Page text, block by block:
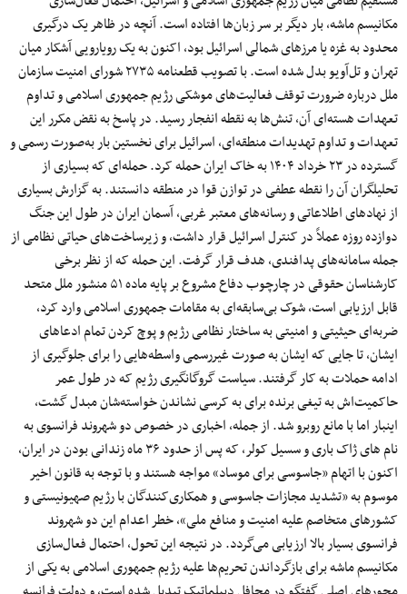
مکانیسم ماشه، بار دیگر بر سر زبان‌ها افتاده است. آنچه در ظاهر یک درگیری
محدود به غزه یا مرزهای شمالی اسرائیل بود، اکنون به یک رویارویی آشکار میان
تهران و تل‌آویو بدل شده است. با تصویب قطعنامه ۲۷۳۵ شورای امنیت سازمان
ملل درباره ضرورت توقف فعالیت‌های موشکی رژیم جمهوری اسلامی و تداوم
تعهدات هسته‌ای آن، تنش‌ها به نقطه انفجار رسید. در پاسخ به نقض مکرر این
تعهدات و تداوم تهدیدات منطقه‌ای، اسرائیل برای نخستین‌ بار به‌صورت رسمی و
گسترده در ۲۳ خرداد ۱۴۰۴ به خاک ایران حمله کرد. حمله‌ای که بسیاری از
تحلیلگران آن را نقطه عطفی در توازن قوا در منطقه دانستند. به گزارش بسیاری
از نهادهای اطلاعاتی و رسانه‌های معتبر غربی، آسمان ایران در طول این جنگ
دوازده روزه عملاً در کنترل اسرائیل قرار داشت، و زیرساخت‌های حیاتی نظامی از
جمله سامانه‌های پدافندی، هدف قرار گرفت. این حمله که از نظر برخی
کارشناسان حقوقی در چارچوب دفاع مشروع بر پایه ماده ۵۱ منشور ملل متحد
قابل ارزیابی است، شوک بی‌سابقه‌ای به مقامات جمهوری اسلامی وارد کرد،
ضربه‌ای حیثیتی و امنیتی به ساختار نظامی رژیم و پوچ کردن تمام ادعاهای
ایشان، تا جایی‌ که ایشان به‌ صورت غیررسمی واسطه‌هایی را برای جلوگیری از
ادامه حملات به کار گرفتند. سیاست گروگانگیری رژیم که در طول عمر
حاکمیت‌اش به تیغی برنده برای به کرسی نشاندن خواسته‌شان مبدل گشت،
اینبار اما با مانع روبرو شد. از جمله، اخباری در خصوص دو شهروند فرانسوی به
نام های ژاک باری و سسیل کولر، که پس از حدود ۳۶ ماه زندانی بودن در ایران،
اکنون با اتهام «جاسوسی برای موساد» مواجه هستند و با توجه به قانون اخیر
موسوم به «تشدید مجازات جاسوسی و همکاری‌کنندگان با رژیم صهیونیستی و
کشورهای متخاصم علیه امنیت و منافع ملی»، خطر اعدام این دو شهروند
فرانسوی بسیار بالا ارزیابی می‌گردد. در نتیجه این تحول، احتمال فعال‌سازی
مکانیسم ماشه برای بازگرداندن تحریم‌ها علیه رژیم جمهوری اسلامی به یکی از